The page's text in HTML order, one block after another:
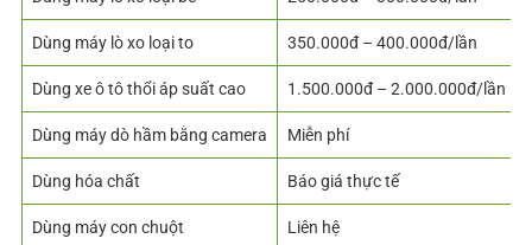
Dùng máy lò xo loại to 350.000đ – 400.000đ/lần
Dùng xe ô tô thổi áp suất cao 1.500.000đ – 2.000.000đ/lần
Dùng máy dò hầm bằng camera Miễn phí
Dùng hóa chất Báo giá thực tế
Dùng máy con chuột Liên hệ